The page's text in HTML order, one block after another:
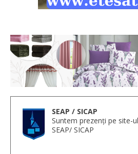
SEAP / SICAP
Suntem prezenți pe site-
SEAP/ SICAP